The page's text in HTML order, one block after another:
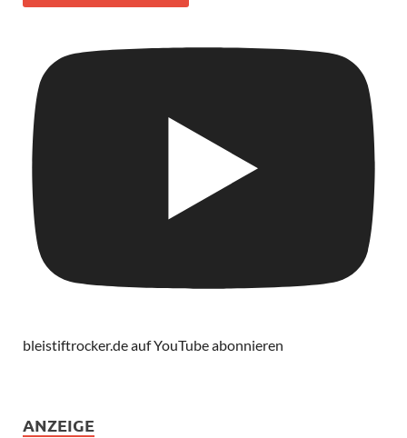
bleistiftrocker.de auf YouTube abonnieren
ANZEIGE